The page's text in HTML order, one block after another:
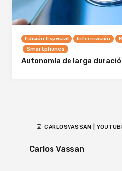
Edición Especial Información
Smartphones
Autonomía de larga
CARLOSVASSAN |
Carlos Vassan